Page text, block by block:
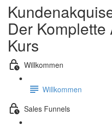
Der Komplette
Kurs
Willkommen
Willkommen
Sales Funnels